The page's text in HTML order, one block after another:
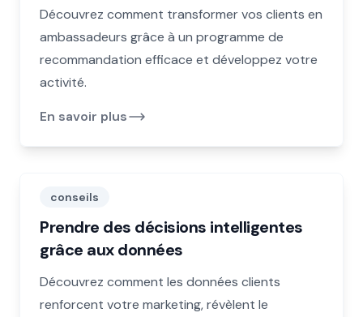
Découvrez comment transformer vos clients en
ambassadeurs grâce à un programme de
recommandation efficace et développez votre
activité.
En savoir plus
conseils
Prendre des décisions intelligentes
grâce aux données
Découvrez comment les données clients
renforcent votre marketing, révèlent le